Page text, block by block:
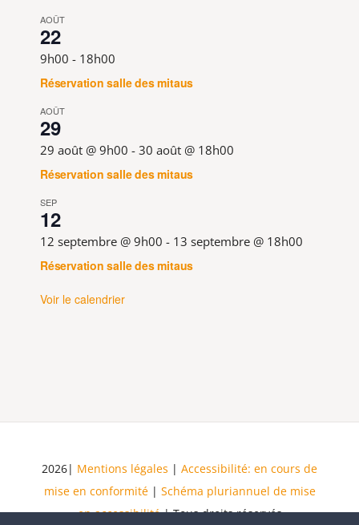
AOÛT
22
9h00 - 18h00
Réservation salle des mitaus
AOÛT
29
29 août @ 9h00 - 30 août @ 18h00
Réservation salle des mitaus
SEP
12
12 septembre @ 9h00 - 13 septembre @ 18h00
Réservation salle des mitaus
Voir le calendrier
2026| Mentions légales | Accessibilité: en cours de
mise en conformité | Schéma pluriannuel de mise
en accessibilité| Tous droits réservés